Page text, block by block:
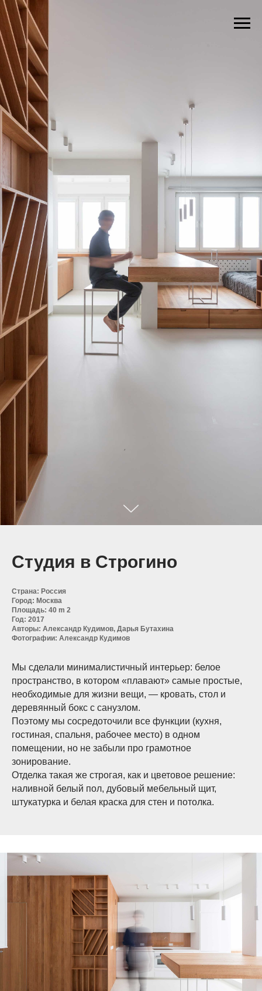
Студия в Строгино
Страна: Россия
Город: Москва
Площадь: 40 m 2
Год: 2017
Авторы: Александр Кудимов, Дарья Бутахина
Фотографии: Александр Кудимов
Мы сделали минималистичный интерьер: белое
пространство, в котором «плавают» самые простые,
необходимые для жизни вещи, — кровать, стол и
деревянный бокс с санузлом.
Поэтому мы сосредоточили все функции (кухня,
гостиная, спальня, рабочее место) в одном
помещении, но не забыли про грамотное
зонирование.
Отделка такая же строгая, как и цветовое решение:
наливной белый пол, дубовый мебельный щит,
штукатурка и белая краска для стен и потолка.